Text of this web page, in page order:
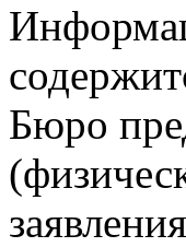
Бюро